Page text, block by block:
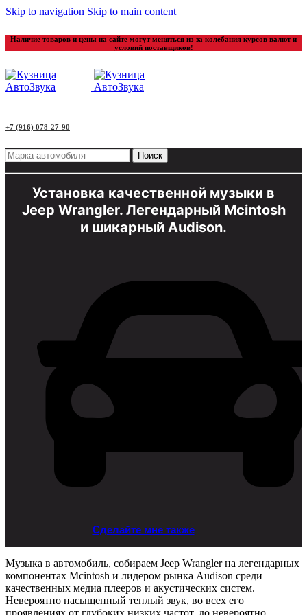
Skip to navigation Skip to main content
Наличие товаров и цены на сайте могут меняться из-за колебания курсов валют и
условий поставщиков!
+7 (916) 078-27-90
Поиск
Установка качественной музыки в
Jeep Wrangler. Легендарный Mcintosh
и шикарный Audison.
Сделайте мне также
Музыка в автомобиль, собираем Jeep Wrangler на легендарных
компонентах Mcintosh и лидером рынка Audison среди
качественных медиа плееров и акустических систем.
Невероятно насыщенный теплый звук, во всех его
проявлениях от глубоких низких частот, до невероятно